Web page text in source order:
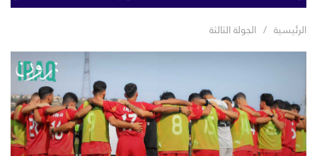
الرئيسية الجولة الثالثة